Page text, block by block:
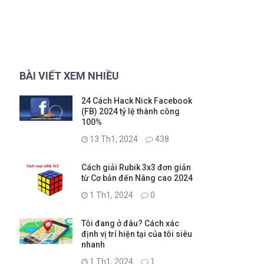
BÀI VIẾT XEM NHIỀU
24 Cách Hack Nick Facebook
(FB) 2024 tỷ lệ thành công
100%
13 Th1, 2024
438
Cách giải Rubik 3x3 đơn giản
từ Cơ bản đến Nâng cao 2024
1 Th1, 2024
0
Tôi đang ở đâu? Cách xác
định vị trí hiện tại của tôi siêu
nhanh
1 Th1, 2024
1